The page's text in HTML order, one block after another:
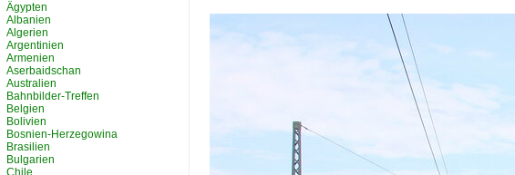
Ägypten
Albanien
Algerien
Argentinien
Armenien
Aserbaidschan
Australien
Bahnbilder-Treffen
Belgien
Bolivien
Bosnien-Herzegowina
Brasilien
Bulgarien
Chile